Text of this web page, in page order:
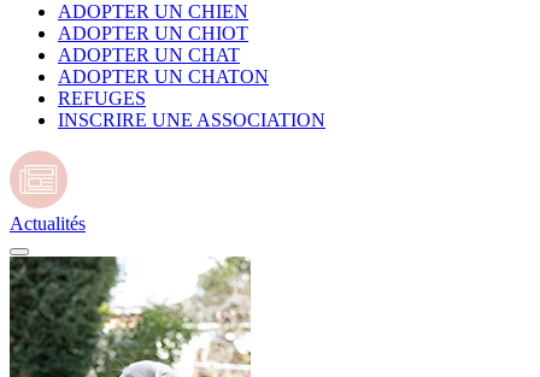
ADOPTER UN CHIEN
ADOPTER UN CHIOT
ADOPTER UN CHAT
ADOPTER UN CHATON
REFUGES
INSCRIRE UNE ASSOCIATION
Actualités